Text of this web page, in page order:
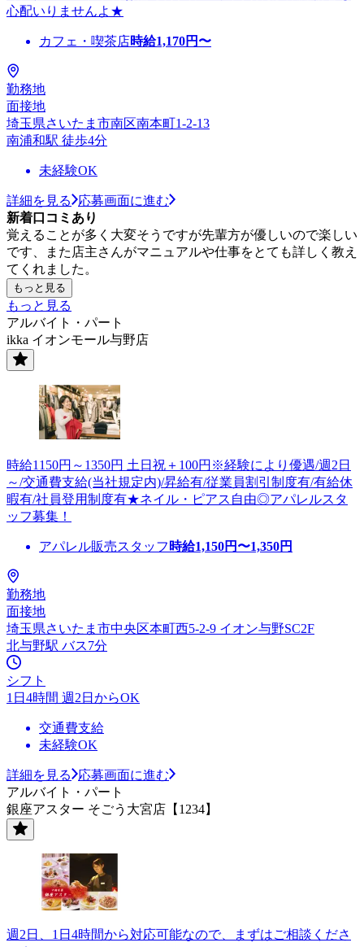
心配いりませんよ★
カフェ・喫茶店時給1,170円〜
勤務地
面接地
埼玉県さいたま市南区南本町1-2-13
南浦和駅 徒歩4分
未経験OK
詳細を見る
応募画面に進む
新着口コミあり
覚えることが多く大変そうですが先輩方が優しいので楽しい
です、また店主さんがマニュアルや仕事をとても詳しく教え
てくれました。
もっと見る
もっと見る
アルバイト・パート
ikka イオンモール与野店
時給1150円～1350円 土日祝＋100円※経験により優遇/週2日
～/交通費支給(当社規定内)/昇給有/従業員割引制度有/有給休
暇有/社員登用制度有★ネイル・ピアス自由◎アパレルスタ
ッフ募集！
アパレル販売スタッフ 時給1,150円〜1,350円
勤務地
面接地
埼玉県さいたま市中央区本町西5-2-9 イオン与野SC2F
北与野駅 バス7分
シフト
1日4時間 週2日からOK
交通費支給
未経験OK
詳細を見る
応募画面に進む
アルバイト・パート
銀座アスター そごう大宮店【1234】
週2日、1日4時間から対応可能なので、まずはご相談くださ